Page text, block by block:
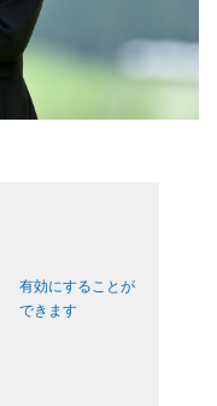
有効にすることが
できます